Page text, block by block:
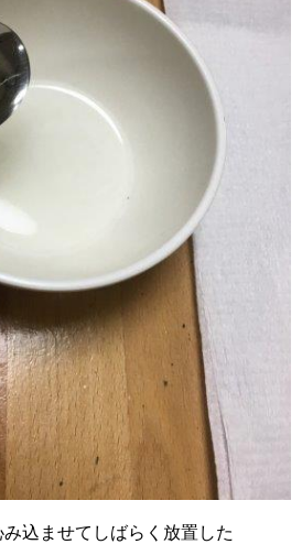
込ませてしばらく放置した